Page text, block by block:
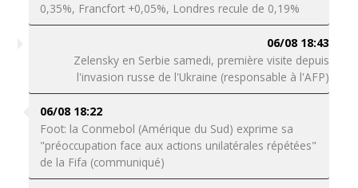
0,35%, Francfort +0,05%, Londres recule de 0,19%
06/08 18:43
Zelensky en Serbie samedi, première visite depuis
l'invasion russe de l'Ukraine (responsable à l'AFP)
06/08 18:22
Foot: la Conmebol (Amérique du Sud) exprime sa
"préoccupation face aux actions unilatérales répétées"
de la Fifa (communiqué)